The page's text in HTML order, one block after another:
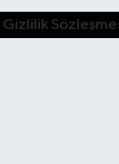
Gizlilik